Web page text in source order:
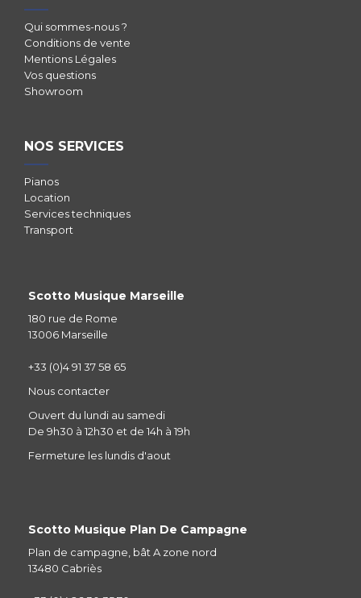
Qui sommes-nous ?
Conditions de vente
Mentions Légales
Vos questions
Showroom
NOS SERVICES
Pianos
Location
Services techniques
Transport
Scotto Musique Marseille
180 rue de Rome
13006 Marseille
+33 (0)4 91 37 58 65
Nous contacter
Ouvert du lundi au samedi
De 9h30 à 12h30 et de 14h à 19h
Fermeture les lundis d'aout
Scotto Musique Plan De Campagne
Plan de campagne, bât A zone nord
13480 Cabriès